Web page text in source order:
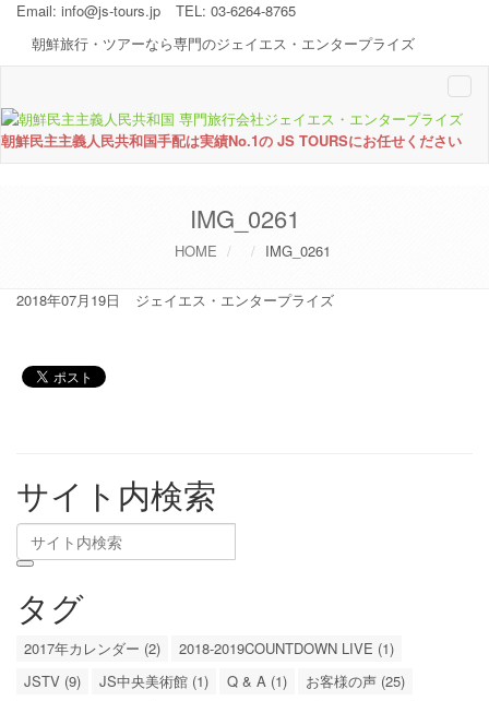
Email: info@js-tours.jp
TEL: 03-6264-8765
朝鮮旅行・ツアーなら専門のジェイエス・エンタープライズ
朝鮮民主主義人民共和国手配は実績No.1の JS TOURSにお任せください
IMG_0261
HOME IMG_0261
2018年07月19日 ジェイエス・エンタープライズ
サイト内検索
タグ
2017年カレンダー (2)
2018-2019COUNTDOWN LIVE (1)
JSTV (9)
JS中央美術館 (1) Q & A (1)
お客様の声 (25)